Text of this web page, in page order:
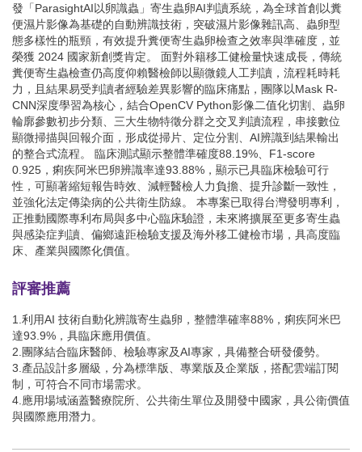
發「ParasightAI以卵識蟲」寄生蟲卵AI判讀系統，為全球首創以糞
便濕片影像為基礎的自動辨識技術，突破濕片影像雜訊高、蟲卵型
態多樣性的瓶頸，有效提升糞便寄生蟲卵檢查之效率與準確度，並
榮獲 2024 國家新創獎肯定。 面對外籍移工健檢量快速成長，傳統
糞便寄生蟲檢查仍高度仰賴醫檢師以顯微鏡人工判讀，流程耗時耗
力，且結果易受判讀者經驗差異影響的臨床痛點，團隊以Mask R-
CNN深度學習為核心，結合OpenCV Python影像二值化切割、蟲卵
輪廓參數初步分類、三大生物特徵分群之交叉判讀流程，串接數位
顯微掃描與回報介面，形成從掃片、定位分割、AI辨識到結果輸出
的整合式流程。 臨床測試顯示整體準確度88.19%、F1-score
0.925，痢疾阿米巴卵辨識率達93.88%，顯示已具臨床檢驗可行
性，可顯著縮短報告時效、減輕醫檢人力負擔、提升診斷一致性，
並強化法定傳染病的公共衛生防線。 本專案已取得台灣發明專利，
正推動國際專利布局與多中心臨床驗證，未來將擴展至更多寄生蟲
與感染症判讀、偏鄉遠距檢驗支援及海外移工健檢市場，具高度臨
床、產業與國際化價值。
評審推薦
1.利用AI 技術自動化辨識寄生蟲卵，整體準確率88%，痢疾阿米巴
達93.9%，具臨床應用價值。
2.團隊結合臨床醫師、檢驗專家及AI專家，具備整合研發優勢。
3.產品設計多層級，分為標準版、專業版及企業版，搭配雲端訂閱
制，可符合不同市場需求。
4.應用場域涵蓋醫療院所、公共衛生單位及開發中國家，具公衛價值
與國際應用潛力。